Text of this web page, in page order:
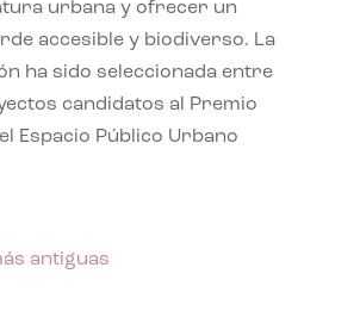
urbana y ofrecer un
accesible y biodiverso. La
ha sido seleccionada entre
candidatos al Premio
Espacio Público Urbano
antiguas